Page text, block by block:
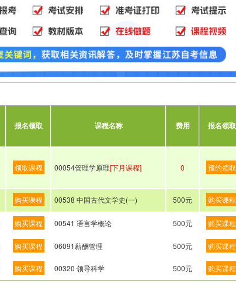
报名领取 课程名称 费用 报名领取
领取课程 00054管理学原理[下月课程] 0 预约领取
购买课程 00538 中国古代文学史(一) 500元 购买课程
购买课程 00541 语言学概论 500元 购买课程
购买课程 06091薪酬管理 500元 购买课程
购买课程 00320 领导科学 500元 购买课程